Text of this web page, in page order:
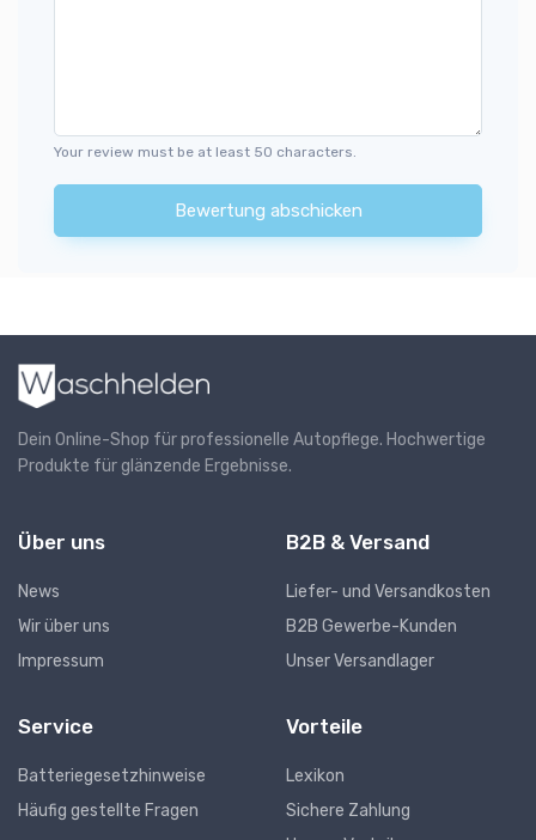
Your review must be at least 50 characters.
Bewertung abschicken
Dein Online-Shop für professionelle Autopflege. Hochwertige
Produkte für glänzende Ergebnisse.
Über uns
News
Wir über uns
Impressum
B2B & Versand
Liefer- und Versandkosten
B2B Gewerbe-Kunden
Unser Versandlager
Service
Batteriegesetzhinweise
Häufig gestellte Fragen
Vorteile
Lexikon
Sichere Zahlung